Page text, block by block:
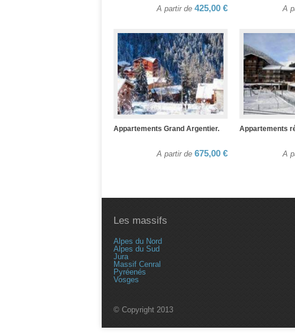
A partir de 425,00 € A
Appartements Grand Argentier.
A partir de 675,00 €
Appartements
A
Les massifs
Alpes du Nord
Alpes du Sud
Jura
Massif Cenral
Pyréenés
Vosges
© Copyright 2013